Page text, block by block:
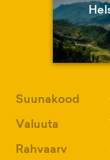
Suunakood
Valuuta
Rahvaarv